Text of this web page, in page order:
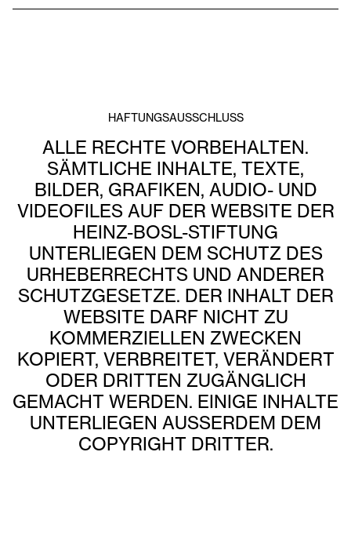
HAFTUNGSAUSSCHLUSS
ALLE RECHTE VORBEHALTEN.
SÄMTLICHE INHALTE, TEXTE,
BILDER, GRAFIKEN, AUDIO- UND
VIDEOFILES AUF DER WEBSITE DER
HEINZ-BOSL-STIFTUNG
UNTERLIEGEN DEM SCHUTZ DES
URHEBERRECHTS UND ANDERER
SCHUTZGESETZE. DER INHALT DER
WEBSITE DARF NICHT ZU
KOMMERZIELLEN ZWECKEN
KOPIERT, VERBREITET, VERÄNDERT
ODER DRITTEN ZUGÄNGLICH
GEMACHT WERDEN. EINIGE INHALTE
UNTERLIEGEN AUSSERDEM DEM C
OPYRIGHT DRITTER.